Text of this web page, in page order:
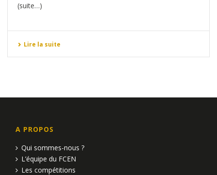
(suite…)
Lire la suite
A PROPOS
Qui sommes-nous ?
L’équipe du FCEN
Les compétitions